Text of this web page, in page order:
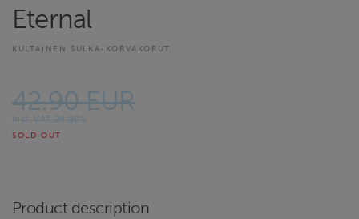
Eternal
KULTAINEN SULKA-KORVAKORUT
42.90 EUR
Incl. VAT 24.00%
SOLD OUT
Product description